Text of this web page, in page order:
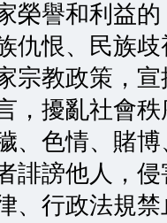
譽和利益的
恨、民族歧
教政策，宣
擾亂社會秩
色情、賭博
謗他人，侵
行政法規禁